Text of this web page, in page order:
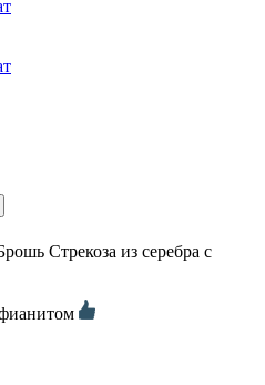
Стрекоза из серебра с